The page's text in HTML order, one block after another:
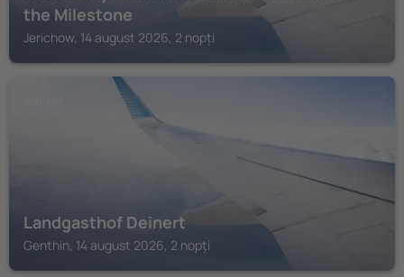
the Milestone
Jerichow, 14 august 2026, 2 nopți
Landgasthof Deinert
Genthin, 14 august 2026, 2 nopți